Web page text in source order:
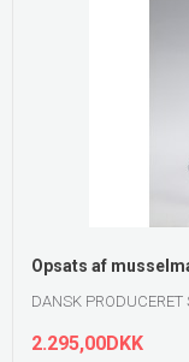
Opsats af
DANSK PRODUCERET
2.295,00DKK